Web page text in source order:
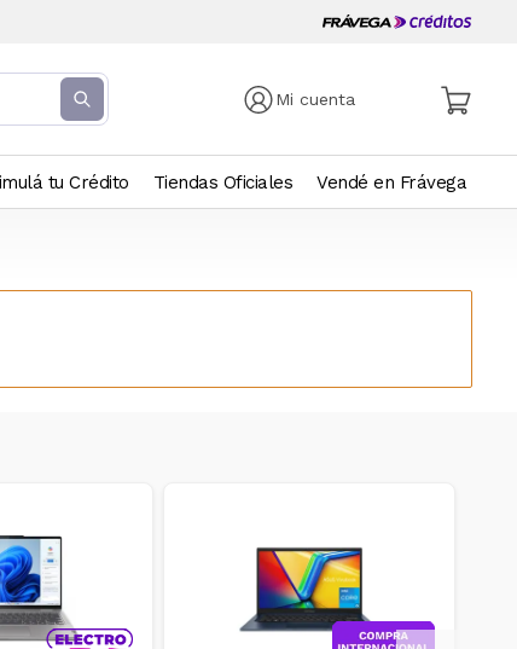
Mi cuenta
tu Crédito Tiendas Oficiales Vendé en Frávega